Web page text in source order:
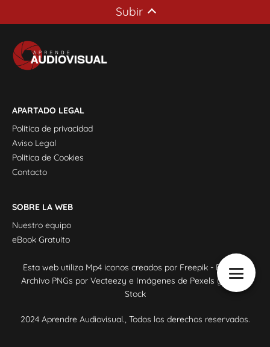
Subir
APARTADO LEGAL
Política de privacidad
Aviso Legal
Política de Cookies
Contacto
SOBRE LA WEB
Nuestro equipo
eBook Gratuito
Esta web utiliza Mp4 iconos creados por Freepik - Flaticon
Archivo PNGs por Vecteezy e Imágenes de Pexels y
Adobe
Stock
2024 Aprendre Audiovisual., Todos los derechos reservados.